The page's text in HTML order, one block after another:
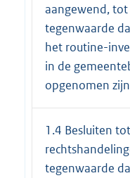
aangewend,
tegenwaarde
het routine-
in de
opgenomen zijn
1.4 Besluiten
tegenwaarde